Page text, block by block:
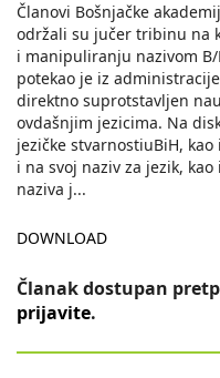
Članovi Bošnjačke
održali su jučer tribinu na
i manipuliranju nazivom B/
potekao je iz
direktno suprotstavljen
ovdašnjim jezicima. Na
jezičke stvarnostiuBiH,
i na svoj naziv za jezik,
naziva j...
DOWNLOAD
Članak dostupan
prijavite.